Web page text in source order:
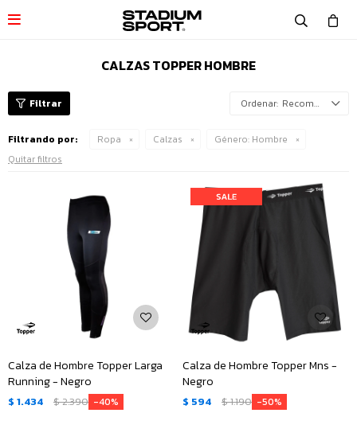

CALZAS TOPPER HOMBRE
Recomendados
Filtrando por: Ropa Calzas Género: Hombre
Quitar filtros
Calza de Hombre Topper Larga
Running - Negro
$ 1.434 $2.390 40
Calza de Hombre Topper Mns -
Negro
$ 594 $1.190 50